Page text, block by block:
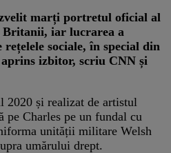
marți portretul oficial al
iar lucrarea a
sociale, în special din
izbitor, scriu CNN și
2020 și realizat de artistul
pe Charles pe un fundal cu
unității militare Welsh
umărului drept.